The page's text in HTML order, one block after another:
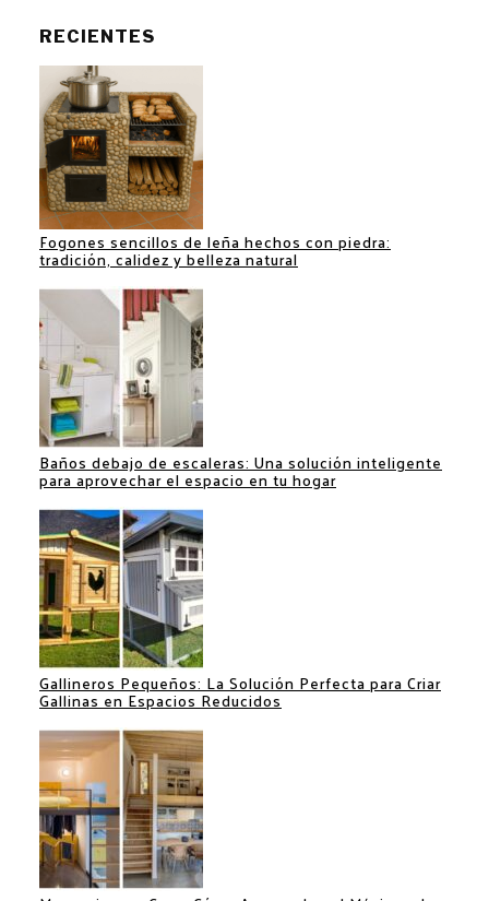
RECIENTES
Fogones sencillos de leña hechos con piedra:
tradición, calidez y belleza natural
Baños debajo de escaleras: Una solución inteligente
para aprovechar el espacio en tu hogar
Gallineros Pequeños: La Solución Perfecta para Criar
Gallinas en Espacios Reducidos